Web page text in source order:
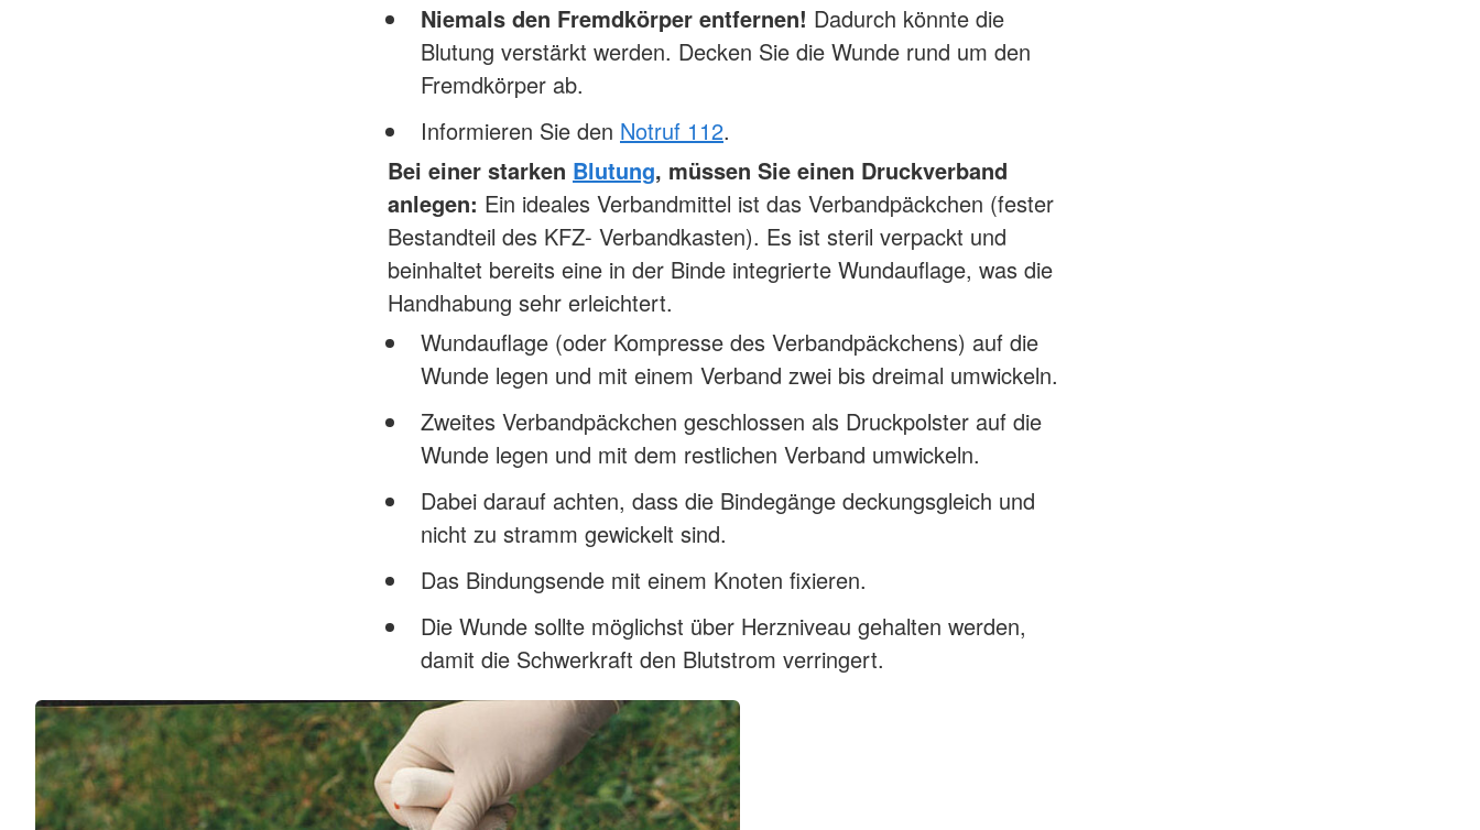
Niemals den Fremdkörper entfernen! Dadurch könnte die
Blutung verstärkt werden. Decken Sie die Wunde rund um den
Fremdkörper ab.
Informieren Sie den Notruf 112.
Bei einer starken Blutung, müssen Sie einen Druckverband
anlegen: Ein ideales Verbandmittel ist das Verbandpäckchen (fester
Bestandteil des KFZ- Verbandkasten). Es ist steril verpackt und
beinhaltet bereits eine in der Binde integrierte Wundauflage, was die
Handhabung sehr erleichtert.
Wundauflage (oder Kompresse des Verbandpäckchens) auf die
Wunde legen und mit einem Verband zwei bis dreimal umwickeln.
Zweites Verbandpäckchen geschlossen als Druckpolster auf die
Wunde legen und mit dem restlichen Verband umwickeln.
Dabei darauf achten, dass die Bindegänge deckungsgleich und
nicht zu stramm gewickelt sind.
Das Bindungsende mit einem Knoten fixieren.
Die Wunde sollte möglichst über Herzniveau gehalten werden,
damit die Schwerkraft den Blutstrom verringert.